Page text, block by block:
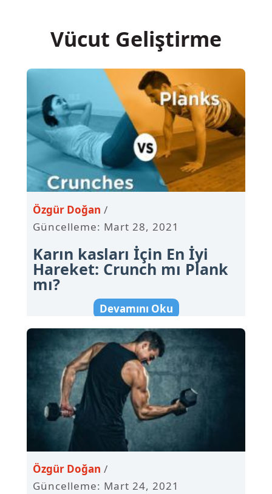
Vücut Geliştirme
Karın kasları İçin En İyi
Hareket: Crunch mı Plank
mı?
Güncelleme: Mart 28, 2021
Özgür Doğan
Devamını Oku
Güncelleme: Mart 24, 2021
Özgür Doğan